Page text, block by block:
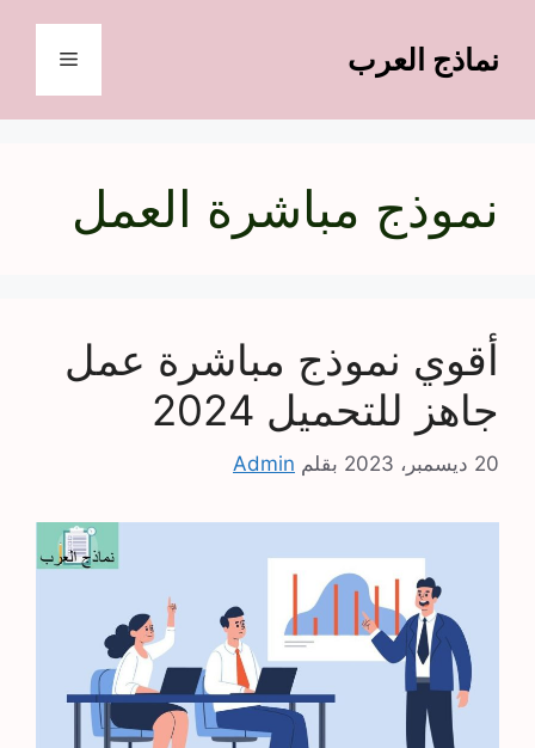
المحتوىنماذج العرب القائمة
نموذج مباشرة العمل
أقوي نموذج مباشرة عمل
جاهز للتحميل 2024
20 ديسمبر، 2023 بقلم Admin